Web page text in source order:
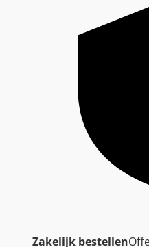
Zakelijk bestellen